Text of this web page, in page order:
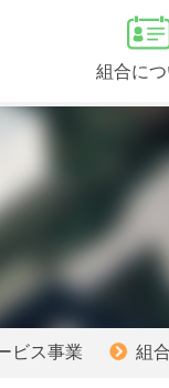
組合につ
ビス事業 組